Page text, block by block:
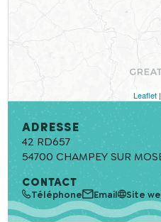
Leaflet|
Adresse
42 RD657
54700 CHAMPEY SUR
CONTACT
Téléphone Email Site